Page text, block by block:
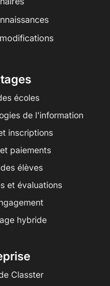
écoles
de l'information
inscriptions
paiements
élèves
et évaluations
hybride
Classter